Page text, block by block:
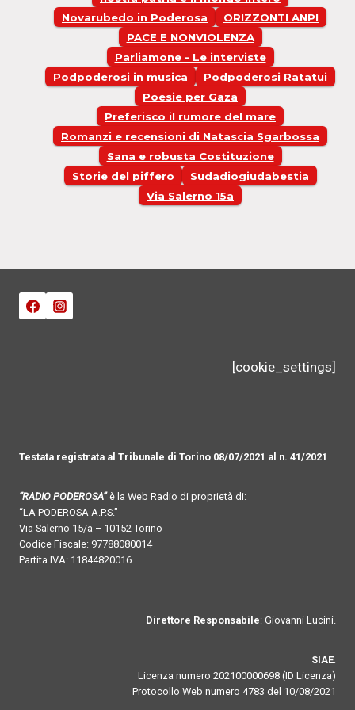
Novarubedo in Poderosa
ORIZZONTI ANPI
PACE E NONVIOLENZA
Parliamone - Le interviste
Podpoderosi in musica
Podpoderosi Ratatui
Poesie per Gaza
Preferisco il rumore del mare
Romanzi e recensioni di Natascia Sgarbossa
Sana e robusta Costituzione
Storie del piffero
Sudadiogiudabestia
Via Salerno 15a
[cookie_settings]
Testata registrata al Tribunale di Torino 08/07/2021 al n. 41/2021
“RADIO PODEROSA”è la Web Radio di proprietà di:
“LA PODEROSA A.P.S.”
Via Salerno 15/a – 10152 Torino
Codice Fiscale: 97788080014
Partita IVA: 11844820016
Direttore Responsabile: Giovanni Lucini.
SIAE:
Licenza numero 202100000698 (ID Licenza)
Protocollo Web numero 4783 del 10/08/2021